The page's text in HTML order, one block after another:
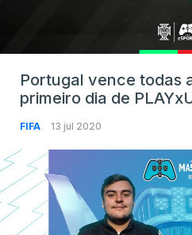
Portugal vence todas
primeiro dia de
FIFA 13 jul 2020